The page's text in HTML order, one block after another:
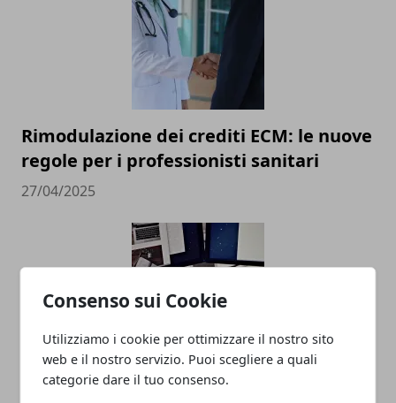
Consenso sui Cookie
Utilizziamo i cookie per ottimizzare il nostro sito
web e il nostro servizio. Puoi scegliere a quali
categorie dare il tuo consenso.
Rimodulazione dei crediti ECM: le nuove
regole per i professionisti sanitari
27/04/2025
Social Media Marketing e Mondo del